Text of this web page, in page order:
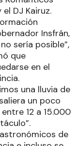
DJ Kairuz.
Insfrán,
sería posible”,
que
en el
una lluvia de
un poco
12 a 15.000
de